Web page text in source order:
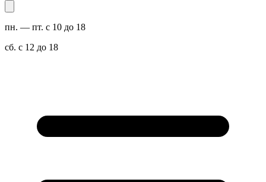
пн. — пт. с 10 до 18
сб. с 12 до 18